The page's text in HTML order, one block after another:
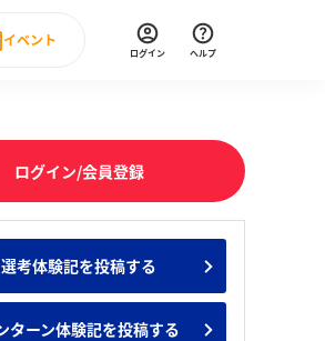
グ みんなのインターン人気企業ランキ
ー
イベント
直近のイベント一覧
ログイン ヘルプ
ログイン/会員登録
選考体験記を投稿する
ターン体験記を投稿する